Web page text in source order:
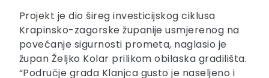
Projekt je dio šireg investicijskog ciklusa
Krapinsko-zagorske županije usmjerenog na
povećanje sigurnosti prometa, naglasio je
župan Željko Kolar prilikom obilaska gradilišta.
“Područje grada Klanjca gusto je naseljeno i